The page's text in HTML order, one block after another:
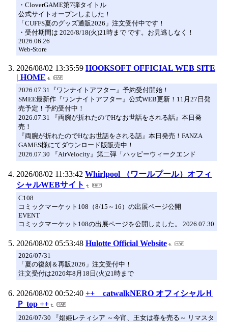
・CloverGAME第7弾タイトル
公式サイトオープンしました！
「CUFFS夏のグッズ通販2026」注文受付中です！
・受付期間は 2026/8/18(火)21時まで です。お見逃しなく！
2026.06.26
Web-Store
2026/08/02 13:35:59 HOOKSOFT OFFICIAL WEB SITE
| HOME
2026.07.31『ワンナイトアフター』予約受付開始！
SMEE最新作『ワンナイトアフター』公式WEB更新！11月27日発
売予定！予約受付中！
2026.07.31 『両腕が折れたのでHなお世話をされる話』本日発
売！
『両腕が折れたのでHなお世話をされる話』本日発売！FANZA
GAMES様にてダウンロード版販売中！
2026.07.30 『AirVelocity』第二弾「ハッピーウィークエンド
2026/08/02 11:33:42 Whirlpool （ワールプール）オフィ
シャルWEBサイト
C108
コミックマーケット108（8/15～16）の出展ページ公開
EVENT
コミックマーケット108の出展ページを公開しました。 2026.07.30
2026/08/02 05:53:48 Hulotte Official Website
2026/07/31
「夏の復刻＆再販2026」注文受付中！
注文受付は2026年8月18日(火)21時まで
2026/08/02 00:52:40 ++ catwalkNERO オフィシャルＨ
Ｐ top ++
2026/07/30 『娼姫レティシア ～今宵、王女は春を売る～ リマスタ